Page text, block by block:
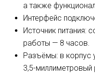
а также
Интерфейс
Источник питания:
работы — 8 часов.
Разъёмы: в корпус
3,5-